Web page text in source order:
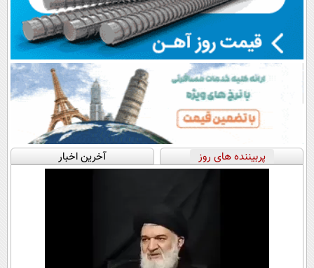
پربیننده های روز آخرین اخبار